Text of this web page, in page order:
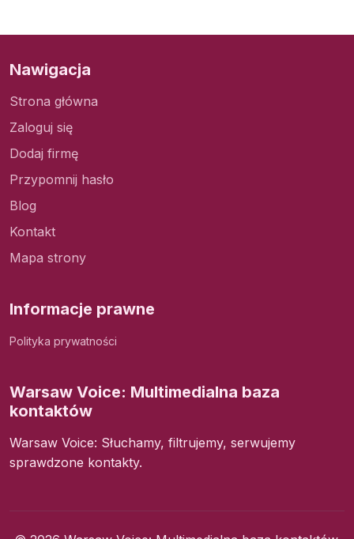
Nawigacja
Strona główna
Zaloguj się
Dodaj firmę
Przypomnij hasło
Blog
Kontakt
Mapa strony
Informacje prawne
Polityka prywatności
Warsaw Voice: Multimedialna baza
kontaktów
Warsaw Voice: Słuchamy, filtrujemy, serwujemy
sprawdzone kontakty.